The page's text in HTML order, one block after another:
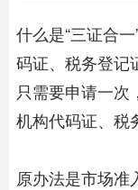
什么是“三证合
码证、税务登记
只需要申请一
机构代码证、税
原办法是市场准